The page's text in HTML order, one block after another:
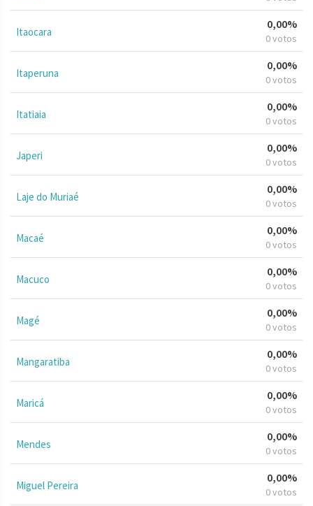
Itaocara
0,00%
0 votos
Itaperuna
0,00%
0 votos
Itatiaia
0,00%
0 votos
Japeri
0,00%
0 votos
Laje do Muriaé
0,00%
0 votos
Macaé
0,00%
0 votos
Macuco
0,00%
0 votos
Magé
0,00%
0 votos
Mangaratiba
0,00%
0 votos
Maricá
0,00%
0 votos
Mendes
0,00%
0 votos
Miguel Pereira
0,00%
0 votos